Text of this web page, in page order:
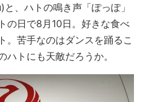
、ハトの鳴き声「ぽっぽ」
の日で8月10日。好きな食べ
。苦手なのはダンスを踊るこ
ハトにも天敵だろうか。